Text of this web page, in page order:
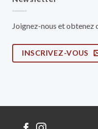
Joignez-nous et obtenez
INSCRIVEZ-VOUS